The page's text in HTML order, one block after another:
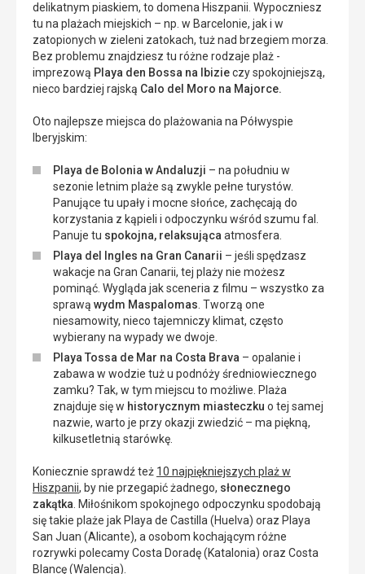
delikatnym piaskiem, to domena Hiszpanii. Wypoczniesz
tu na plażach miejskich – np. w Barcelonie, jak i w
zatopionych w zieleni zatokach, tuż nad brzegiem morza.
Bez problemu znajdziesz tu różne rodzaje plaż -
imprezową Playa den Bossa na Ibizieczy spokojniejszą,
nieco bardziej rajską Calo del Moro na Majorce.
Oto najlepsze miejsca do plażowania na Półwyspie
Iberyjskim:
Playa de Bolonia w Andaluzji – na południu w
sezonie letnim plaże są zwykle pełne turystów.
Panujące tu upały i mocne słońce, zachęcają do
korzystania z kąpieli i odpoczynku wśród szumu fal.
Panuje tu spokojna, relaksującaatmosfera.
Playa del Ingles na Gran Canarii – jeśli spędzasz
wakacje na Gran Canarii, tej plaży nie możesz
pominąć. Wygląda jak sceneria z filmu – wszystko za
sprawą wydm Maspalomas. Tworzą one
niesamowity, nieco tajemniczy klimat, często
wybierany na wypady we dwoje.
Playa Tossa de Mar na Costa Brava – opalanie i
zabawa w wodzie tuż u podnóży średniowiecznego
zamku? Tak, w tym miejscu to możliwe. Plaża
znajduje się w historycznym miasteczku o tej samej
nazwie, warto je przy okazji zwiedzić – ma piękną,
kilkusetletnią starówkę.
Koniecznie sprawdź też 10 najpiękniejszych plaż w
Hiszpanii, by nie przegapić żadnego, słonecznego
zakątka. Miłośnikom spokojnego odpoczynku spodobają
się takie plaże jak Playa de Castilla (Huelva) oraz Playa
San Juan (Alicante), a osobom kochającym różne
rozrywki polecamy Costa Doradę (Katalonia) oraz Costa
Blancę (Walencja).